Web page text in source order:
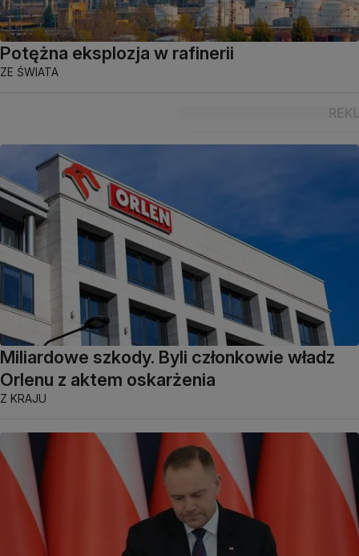
Potężna eksplozja w rafinerii
ZE ŚWIATA
Miliardowe szkody. Byli członkowie władz
Orlenu z aktem oskarżenia
Z KRAJU